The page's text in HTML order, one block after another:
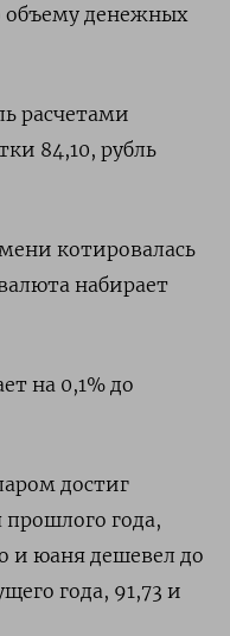
объему денежных
расчетами
84,10, рубль
котировалась
набирает
на 0,1% до
достиг
прошлого года,
и юаня дешевел до
года, 91,73 и